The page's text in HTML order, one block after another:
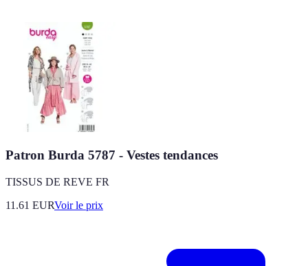
Patron Burda 5787 - Vestes tendances
TISSUS DE REVE FR
11.61 EURVoir le prix